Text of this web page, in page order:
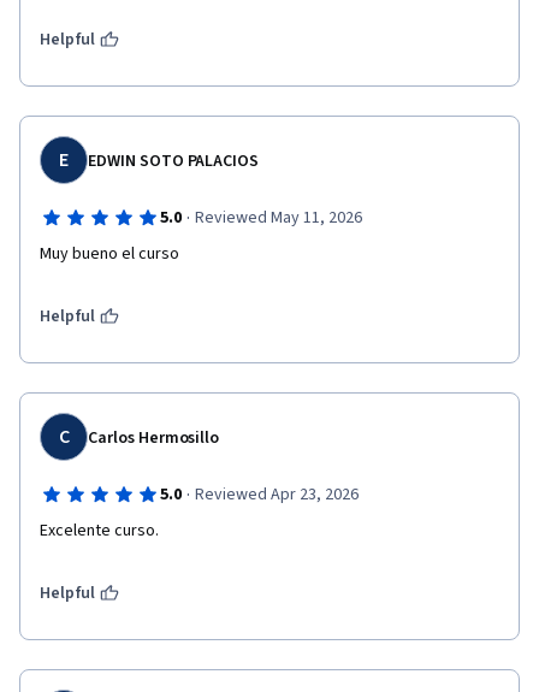
Helpful
E EDWIN SOTO PALACIOS
5.0 · Reviewed May 11, 2026
Helpful
C Carlos Hermosillo
5.0 · Reviewed Apr 23, 2026
Excelente curso.
Helpful